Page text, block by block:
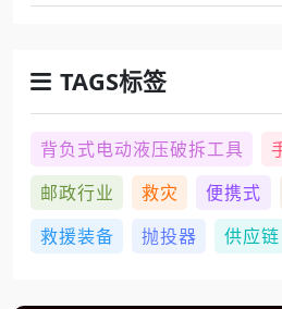
TAGS标签
背负式电动液压破拆工具
邮政行业
救灾 便携式
救援装备
抛投器 供应链